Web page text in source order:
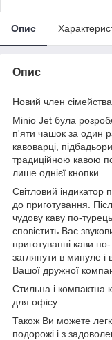
Опис
Опис
Новий член
Minio Jet була
п'яти чашок за один
кавоварці,
традиційною кавою
лише однієї кнопки.
Світловий індикатор
до приготування.
чудову каву по-
сповістить Вас
приготуванні кави
заглянути в минуле і
Вашої дружної
Стильна і компактна
для офісу.
Також Ви можете
подорожі і з